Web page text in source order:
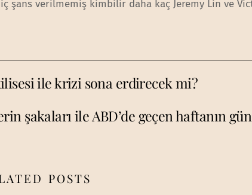
şans verilmemiş kimbilir daha kaç Jeremy Lin ve
ile krizi sona erdirecek mi?
şakaları ile ABD’de geçen haftanın
POSTS